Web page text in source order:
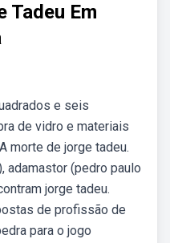
Tadeu Em
e seis
de vidro e materiais
morte de jorge tadeu.
adamastor (pedro paulo
jorge tadeu.
de profissão de
para o jogo